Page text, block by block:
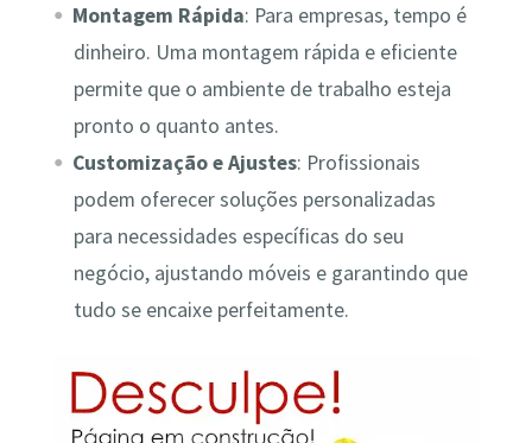
Montagem Rápida: Para empresas, tempo é
dinheiro. Uma montagem rápida e eficiente
permite que o ambiente de trabalho esteja
pronto o quanto antes.
Customização e Ajustes: Profissionais
podem oferecer soluções personalizadas
para necessidades específicas do seu
negócio, ajustando móveis e garantindo que
tudo se encaixe perfeitamente.